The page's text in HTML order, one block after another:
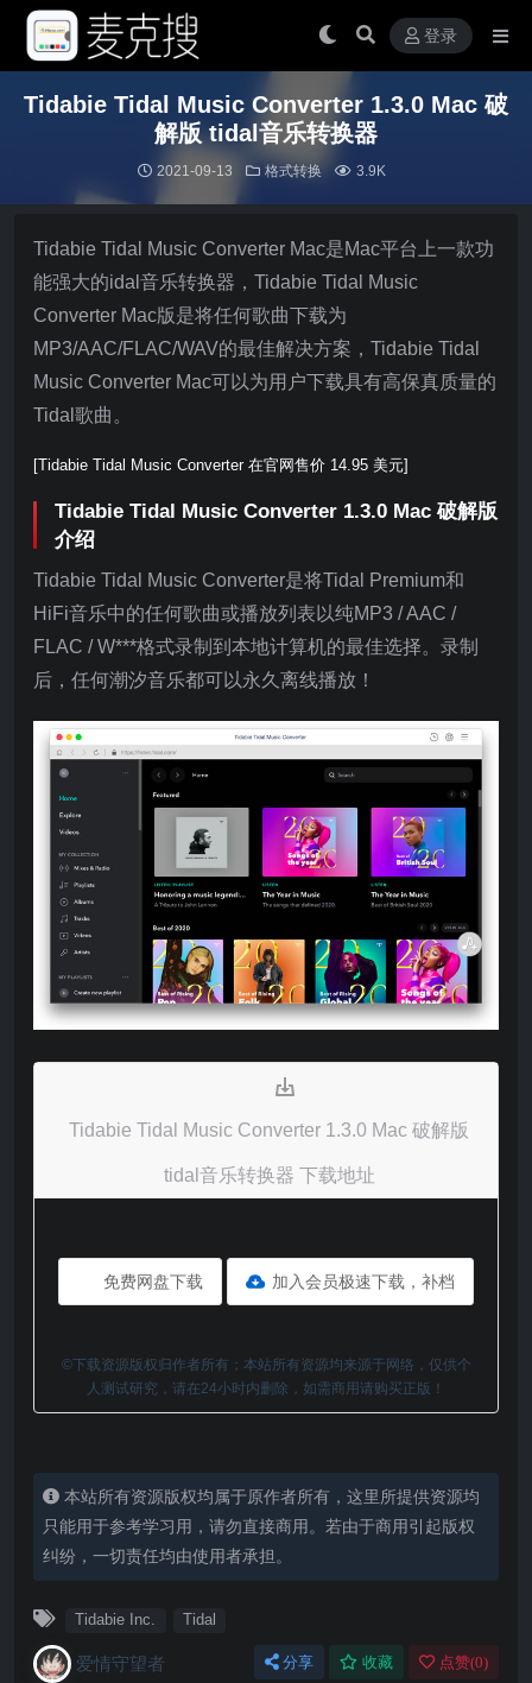
登录
Tidabie Tidal Music Converter 1.3.0 Mac 破
解版 tidal音乐转换器
2021-09-13 格式转换 3.9K
Tidabie Tidal Music Converter Mac是Mac平台上一款功
能强大的idal音乐转换器，Tidabie Tidal Music
Converter Mac版是将任何歌曲下载为
MP3/AAC/FLAC/WAV的最佳解决方案，Tidabie Tidal
Music Converter Mac可以为用户下载具有高保真质量的
Tidal歌曲。
[Tidabie Tidal Music Converter 在官网售价 14.95 美元]
Tidabie Tidal Music Converter 1.3.0 Mac 破解版
介绍
Tidabie Tidal Music Converter是将Tidal Premium和
HiFi音乐中的任何歌曲或播放列表以纯MP3 / AAC /
FLAC / W***格式录制到本地计算机的最佳选择。录制
后，任何潮汐音乐都可以永久离线播放！
Tidabie Tidal Music Converter 1.3.0 Mac 破解版
tidal音乐转换器 下载地址
免费网盘下载 加入会员极速下载，补档
©下载资源版权归作者所有；本站所有资源均来源于网络，仅供个
人测试研究，请在24小时内删除，如需商用请购买正版！
本站所有资源版权均属于原作者所有，这里所提供资源均
只能用于参考学习用，请勿直接商用。若由于商用引起版权
纠纷，一切责任均由使用者承担。
Tidabie Inc. Tidal
爱情守望者 分享 收藏 点赞(0)